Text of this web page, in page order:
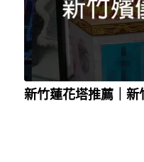
新竹蓮花塔推薦｜